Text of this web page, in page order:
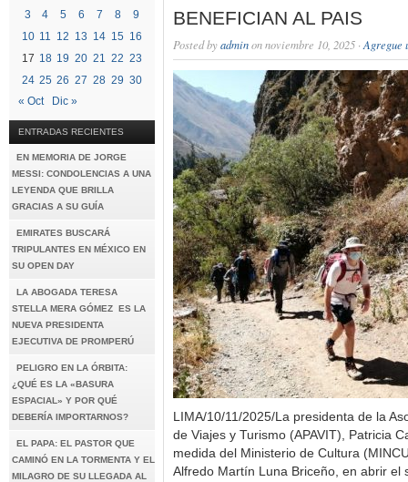
3
4 5 6 7 8
9
10 11 12 13 14 15 16
17 18 19 20 21 22 23
24 25 26 27 28 29 30
« Oct
Dic »
ENTRADAS RECIENTES
EN MEMORIA DE JORGE
MESSI: CONDOLENCIAS A UNA
LEYENDA QUE BRILLA
GRACIAS A SU GUÍA
EMIRATES BUSCARÁ
TRIPULANTES EN MÉXICO EN
SU OPEN DAY
LA ABOGADA TERESA
STELLA MERA GÓMEZ ES LA
NUEVA PRESIDENTA
EJECUTIVA DE PROMPERÚ
PELIGRO EN LA ÓRBITA:
¿QUÉ ES LA «BASURA
ESPACIAL» Y POR QUÉ
DEBERÍA IMPORTARNOS?
EL PAPA: EL PASTOR QUE
CAMINÓ EN LA TORMENTA Y EL
MILAGRO DE SU LLEGADA AL
BENEFICIAN AL PAIS
Posted byadminon noviembre 10, 2025 · Agregue
LIMA/10/11/2025/La presidenta de la
de Viajes y Turismo (APAVIT), Patricia
medida del Ministerio de Cultura
Alfredo Martín Luna Briceño, en abrir el